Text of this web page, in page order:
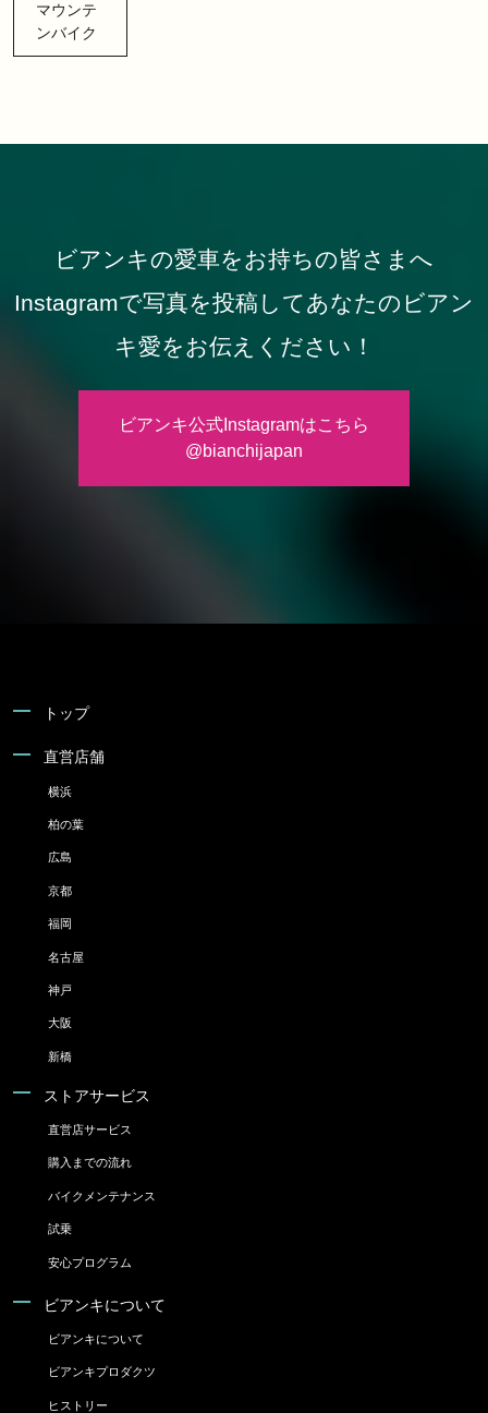
マウンテ
ンバイク
ビアンキの愛車をお持ちの皆さまへ
Instagramで写真を投稿してあなたのビアン
キ愛をお伝えください！
ビアンキ公式Instagramはこちら
@bianchijapan
トップ
直営店舗
横浜
柏の葉
広島
京都
福岡
名古屋
神戸
大阪
新橋
ストアサービス
直営店サービス
購入までの流れ
バイクメンテナンス
試乗
安心プログラム
ビアンキについて
ビアンキについて
ビアンキプロダクツ
ヒストリー